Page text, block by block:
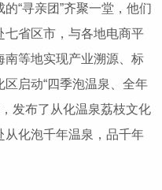
“寻亲团”齐聚一堂，他们
七省区市，与各地电商平
南等地实现产业溯源、标
启动“四季泡温泉、全年
发布了从化温泉荔枝文化
从化泡千年温泉，品千年